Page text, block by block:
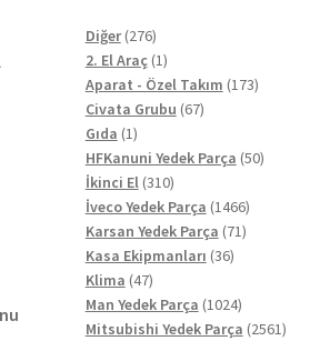
Diğer 276276
ürün
2. El Araç 11
ürün
Aparat - Özel Takım 173173
Civata Grubu 6767
Gıda 11
ürün
HFKanuni Yedek Parça 5050
İkinci El 310310
ürün
İveco Yedek Parça 14661466
ürün
Karsan Yedek Parça 7171
Kasa Ekipmanları 3636
Klima 4747
ürün
Man Yedek Parça 10241024
ürün
Mitsubishi Yedek Parça 25612561